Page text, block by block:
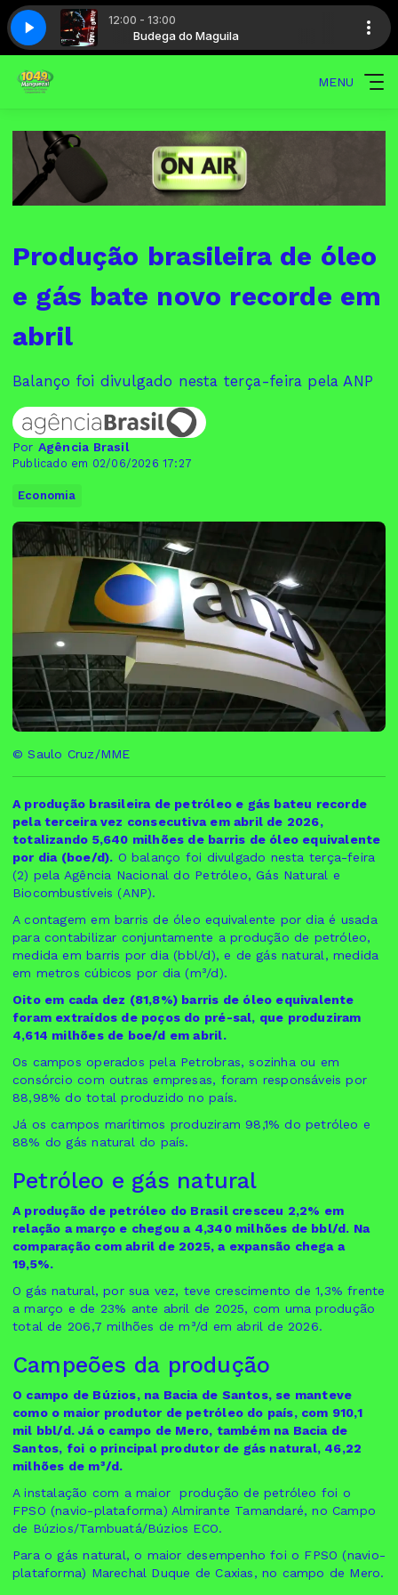
12:00 - 13:00
Budega do Maguila
ORAL SELECT
MENU
Produção brasileira de óleo
e gás bate novo recorde em
abril
Balanço foi divulgado nesta terça-feira pela ANP
Por Agência Brasil
Publicado em 02/06/2026 17:27
Economia
© Saulo Cruz/MME
A produção brasileira de petróleo e gás bateu recorde
pela terceira vez consecutiva em abril de 2026,
totalizando 5,640 milhões de barris de óleo equivalente
por dia (boe/d). O balanço foi divulgado nesta terça-feira
(2) pela Agência Nacional do Petróleo, Gás Natural e
Biocombustíveis (ANP).
A contagem em barris de óleo equivalente por dia é usada
para contabilizar conjuntamente a produção de petróleo,
medida em barris por dia (bbl/d), e de gás natural, medida
em metros cúbicos por dia (m³/d).
Oito em cada dez (81,8%) barris de óleo equivalente
foram extraídos de poços do pré-sal, que produziram
4,614 milhões de boe/d em abril.
Os campos operados pela Petrobras, sozinha ou em
consórcio com outras empresas, foram responsáveis por
88,98% do total produzido no país.
Já os campos marítimos produziram 98,1% do petróleo e
88% do gás natural do país.
Petróleo e gás natural
A produção de petróleo do Brasil cresceu 2,2% em
relação a março e chegou a 4,340 milhões de bbl/d. Na
comparação com abril de 2025, a expansão chega a
19,5%.
O gás natural, por sua vez, teve crescimento de 1,3% frente
a março e de 23% ante abril de 2025, com uma produção
total de 206,7 milhões de m³/d em abril de 2026.
Campeões da produção
O campo de Búzios, na Bacia de Santos, se manteve
como o maior produtor de petróleo do país, com 910,1
mil bbl/d. Já o campo de Mero, também na Bacia de
Santos, foi o principal produtor de gás natural, 46,22
milhões de m³/d.
A instalação com a maior produção de petróleo foi o
FPSO (navio-plataforma) Almirante Tamandaré, no Campo
de Búzios/Tambuatá/Búzios ECO.
Para o gás natural, o maior desempenho foi o FPSO (navio-
plataforma) Marechal Duque de Caxias, no campo de Mero.